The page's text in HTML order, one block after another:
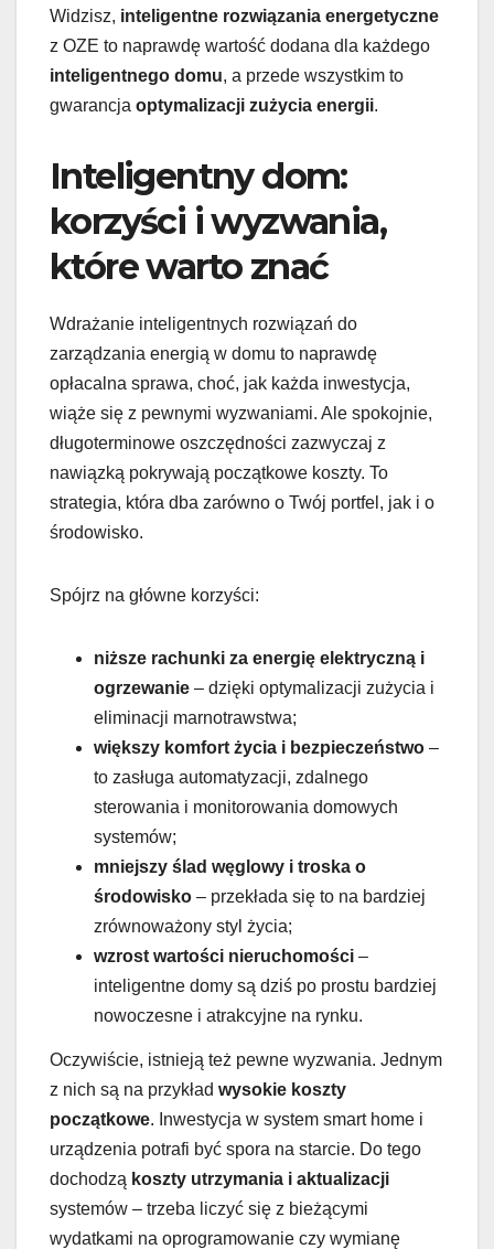
Widzisz, inteligentne rozwiązania energetyczne
z OZE to naprawdę wartość dodana dla każdego
inteligentnego domu, a przede wszystkim to
gwarancja optymalizacji zużycia energii.
Inteligentny dom:
korzyści i wyzwania,
które warto znać
Wdrażanie inteligentnych rozwiązań do
zarządzania energią w domu to naprawdę
opłacalna sprawa, choć, jak każda inwestycja,
wiąże się z pewnymi wyzwaniami. Ale spokojnie,
długoterminowe oszczędności zazwyczaj z
nawiązką pokrywają początkowe koszty. To
strategia, która dba zarówno o Twój portfel, jak i o
środowisko.
Spójrz na główne korzyści:
niższe rachunki za energię elektryczną i
ogrzewanie – dzięki optymalizacji zużycia i
eliminacji marnotrawstwa;
większy komfort życia i bezpieczeństwo –
to zasługa automatyzacji, zdalnego
sterowania i monitorowania domowych
systemów;
mniejszy ślad węglowy i troska o
środowisko – przekłada się to na bardziej
zrównoważony styl życia;
wzrost wartości nieruchomości –
inteligentne domy są dziś po prostu bardziej
nowoczesne i atrakcyjne na rynku.
Oczywiście, istnieją też pewne wyzwania. Jednym
z nich są na przykład wysokie koszty
początkowe. Inwestycja w system smart home i
urządzenia potrafi być spora na starcie. Do tego
dochodzą koszty utrzymania i aktualizacji
systemów – trzeba liczyć się z bieżącymi
wydatkami na oprogramowanie czy wymianę